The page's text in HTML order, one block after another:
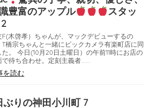
豊富のアップル
スタッ
F(木啓孝）ちゃんが、マックデビューするの
T橋宗ちゃんと一緒にビックカメラ有楽町店に同
た。 今日(10月20日土曜日）の午前11時にお店の
で待ち合わせ。定刻主義者……
を読む
ぶりの神田小川町 7